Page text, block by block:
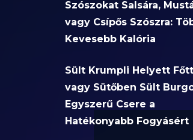
Szószokat Salsára,
vagy Csípős Szószra:
Kevesebb Kalória
Sült Krumpli Helyett Főtt
vagy Sütőben Sült
Egyszerű Csere a
Hatékonyabb Fogyásért